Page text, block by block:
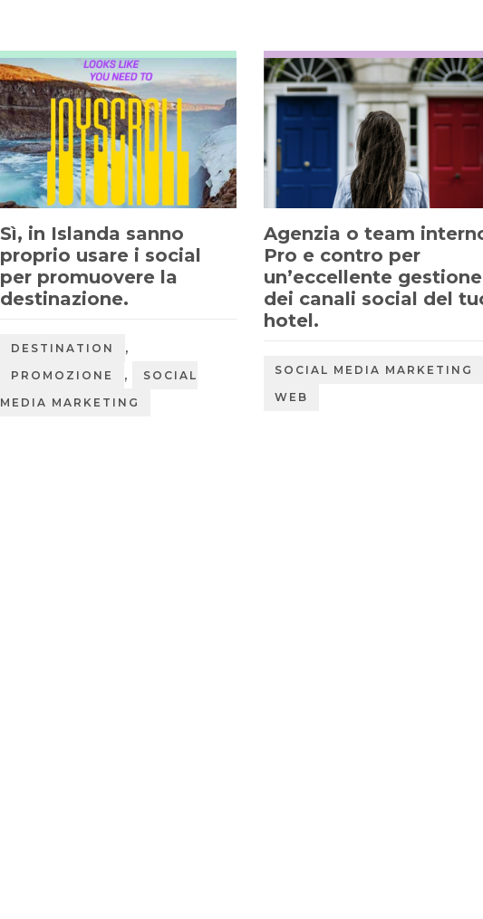
Sì, in Islanda sanno
proprio usare i social
per promuovere la
destinazione.
DESTINATION ,
PROMOZIONE ,
SOCIAL
MEDIA MARKETING
Agenzia o team
Pro e contro per
un’eccellente gestione
dei canali social del
hotel.
SOCIAL MEDIA MARKETING
WEB